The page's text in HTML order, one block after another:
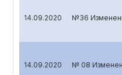
14.09.2020 №36
14.09.2020 № 08